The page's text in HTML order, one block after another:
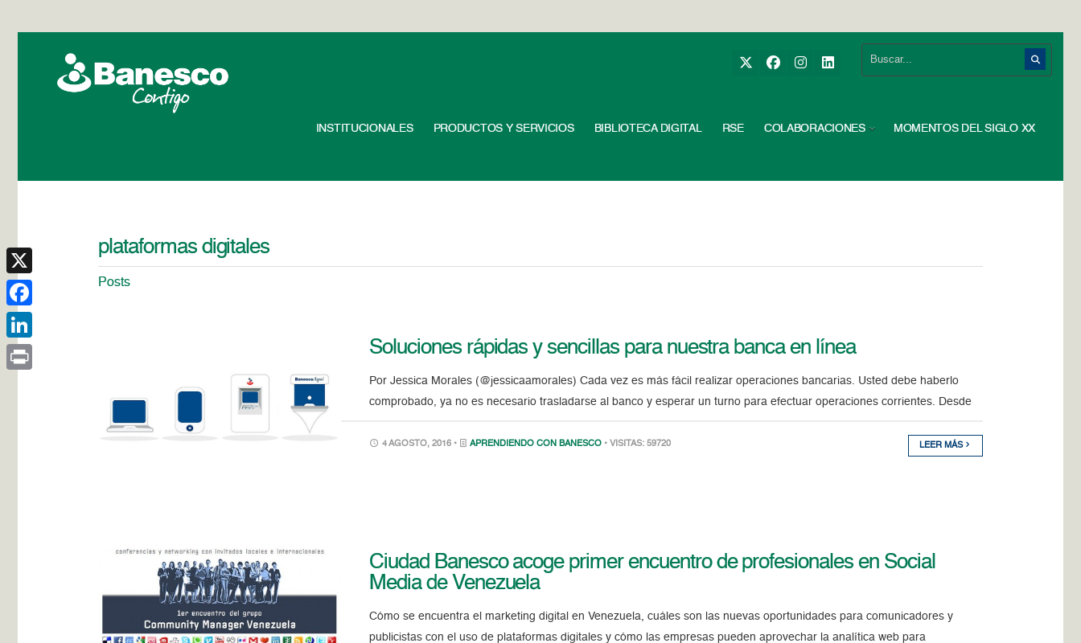
INSTITUCIONALES PRODUCTOS Y SERVICIOS BIBLIOTECA DIGITAL RSE COLABORACIONES MOMENTOS DEL SIGLO XX
plataformas digitales
Posts
Soluciones rápidas y sencillas para nuestra banca en línea
Por Jessica Morales (@jessicaamorales) Cada vez es más fácil realizar operaciones bancarias. Usted debe haberlo
comprobado, ya no es necesario trasladarse al banco y esperar un turno para efectuar operaciones corrientes. Desde
4 AGOSTO, 2016 • APRENDIENDO CON BANESCO • VISITAS: 59720 LEER MÁS
Ciudad Banesco acoge primer encuentro de profesionales en Social
Media de Venezuela
Cómo se encuentra el marketing digital en Venezuela, cuáles son las nuevas oportunidades para comunicadores y
publicistas con el uso de plataformas digitales y cómo las empresas pueden aprovechar la analítica web para
X
Facebook
LinkedIn